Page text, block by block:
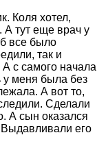
Коля хотел,
А тут еще врач у
все было
так и
с самого начала
у меня была без
А вот то,
Сделали
А сын оказался
его